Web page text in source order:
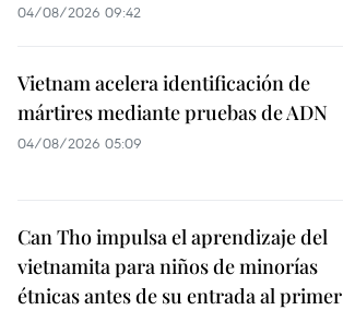
04/08/2026 09:42
Vietnam acelera identificación de
mártires mediante pruebas de ADN
04/08/2026 05:09
Can Tho impulsa el aprendizaje del
vietnamita para niños de minorías
étnicas antes de su entrada al primer